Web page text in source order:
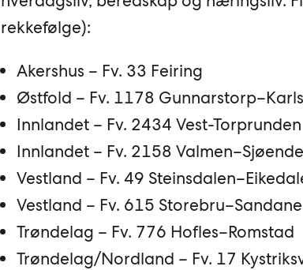
rekkefølge):
Akershus – Fv. 33 Feiring
Østfold – Fv. 1178
Innlandet – Fv. 2434 Vest-Torprunden
Innlandet – Fv. 2158
Vestland – Fv. 49
Vestland – Fv. 615 Storebru–Sandane
Trøndelag – Fv. 776 Hofles–Romstad
Trøndelag/Nordland – Fv. 17